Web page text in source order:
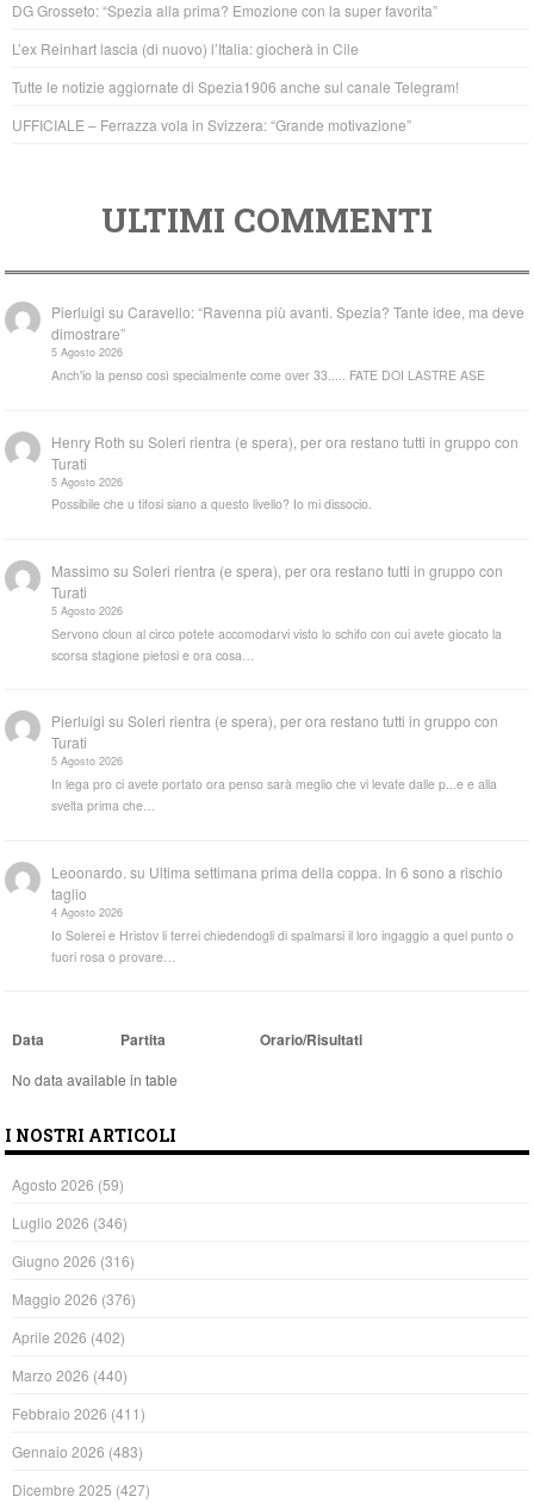
o
k
p
DG Grosseto: “Spezia alla prima? Emozione con la super favorita”
L’ex Reinhart lascia (di nuovo) l’Italia: giocherà in Cile
Tutte le notizie aggiornate di Spezia1906 anche sul canale Telegram!
UFFICIALE – Ferrazza vola in Svizzera: “Grande motivazione”
ULTIMI COMMENTI
Pierluigi suCaravello: “Ravenna più avanti. Spezia? Tante idee, ma deve
dimostrare”
5 Agosto 2026
Anch'io la penso così specialmente come over 33..... FATE DOI LASTRE ASE
Henry Roth suSoleri rientra (e spera), per ora restano tutti in gruppo con
Turati
5 Agosto 2026
Possibile che u tifosi siano a questo livello? Io mi dissocio.
Massimo suSoleri rientra (e spera), per ora restano tutti in gruppo con
Turati
5 Agosto 2026
Servono cloun al circo potete accomodarvi visto lo schifo con cui avete giocato la
scorsa stagione pietosi e ora cosa…
Pierluigi suSoleri rientra (e spera), per ora restano tutti in gruppo con
Turati
5 Agosto 2026
In lega pro ci avete portato ora penso sarà meglio che vi levate dalle p...e e alla
svelta prima che…
Leoonardo. su Ultima settimana prima della coppa. In 6 sono a rischio
taglio
4 Agosto 2026
Io Solerei e Hristov li terrei chiedendogli di spalmarsi il loro ingaggio a quel punto o
fuori rosa o provare…
Data Partita Orario/Risultati
No data available in table
I NOSTRI ARTICOLI
Agosto 2026 (59)
Luglio 2026 (346)
Giugno 2026 (316)
Maggio 2026 (376)
Aprile 2026 (402)
Marzo 2026 (440)
Febbraio 2026 (411)
Gennaio 2026 (483)
Dicembre 2025 (427)